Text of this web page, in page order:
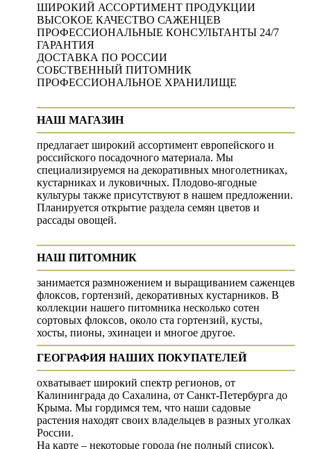
ШИРОКИЙ АССОРТИМЕНТ ПРОДУКЦИИ
ВЫСОКОЕ КАЧЕСТВО САЖЕНЦЕВ
ПРОФЕССИОНАЛЬНЫЕ КОНСУЛЬТАНТЫ 24/7
ГАРАНТИЯ
ДОСТАВКА ПО РОССИИ
СОБСТВЕННЫЙ ПИТОМНИК
ПРОФЕССИОНАЛЬНОЕ ХРАНИЛИЩЕ
НАШ МАГАЗИН
предлагает широкий ассортимент европейского и
российского посадочного материала. Мы
специализируемся на декоративных многолетниках,
кустарниках и луковичных. Плодово-ягодные
культуры также присутствуют в нашем предложении.
Планируется открытие раздела семян цветов и
рассады овощей.
НАШ ПИТОМНИК
занимается размножением и выращиванием саженцев
флоксов, гортензий, декоративных кустарников. В
коллекции нашего питомника несколько сотен
сортовых флоксов, около ста гортензий, кусты,
хосты, пионы, эхинацеи и многое другое.
ГЕОГРАФИЯ НАШИХ ПОКУПАТЕЛЕЙ
охватывает широкий спектр регионов, от
Калининграда до Сахалина, от Санкт-Петербурга до
Крыма. Мы гордимся тем, что наши садовые
растения находят своих владельцев в разных уголках
России.
На карте – некоторые города (не полный список),